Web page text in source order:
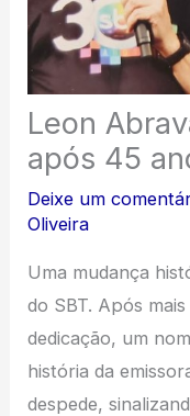
Leon
após 45
Deixe um
Oliveira
Uma mudança
do SBT. Após
dedicação, um
história da
despede,